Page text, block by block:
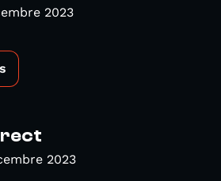
2023
2023